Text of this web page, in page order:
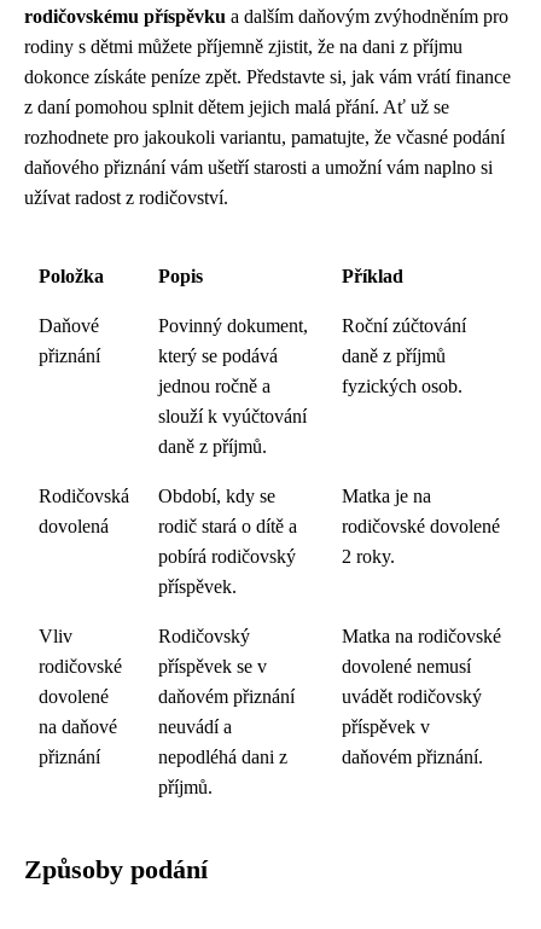
rodičovskému příspěvku a dalším daňovým zvýhodněním pro
rodiny s dětmi můžete příjemně zjistit, že na dani z příjmu
dokonce získáte peníze zpět. Představte si, jak vám vrátí finance
z daní pomohou splnit dětem jejich malá přání. Ať už se
rozhodnete pro jakoukoli variantu, pamatujte, že včasné podání
daňového přiznání vám ušetří starosti a umožní vám naplno si
užívat radost z rodičovství.
Položka Popis Příklad
Daňové
přiznání
Povinný dokument,
který se podává
jednou ročně a
slouží k vyúčtování
daně z příjmů.
Roční zúčtování
daně z příjmů
fyzických osob.
Rodičovská
dovolená
Období, kdy se
rodič stará o dítě a
pobírá rodičovský
příspěvek.
Matka je na
rodičovské dovolené
2 roky.
Vliv
rodičovské
dovolené
na daňové
přiznání
Rodičovský
příspěvek se v
daňovém přiznání
neuvádí a
nepodléhá dani z
příjmů.
Matka na rodičovské
dovolené nemusí
uvádět rodičovský
příspěvek v
daňovém přiznání.
Způsoby podání